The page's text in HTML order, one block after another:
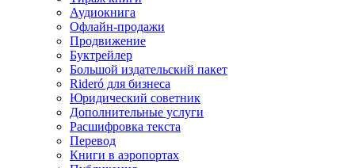
Аудиокнига
Офлайн-продажи
Продвижение
Буктрейлер
Большой издательский пакет
Rideró для бизнеса
Юридический советник
Дополнительные услуги
Расшифровка текста
Перевод
Книги в аэропортах